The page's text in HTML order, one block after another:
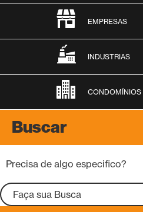
EMPRESAS
INDUSTRIAS
CONDOMÍNIOS
Buscar
Precisa de algo especifico?